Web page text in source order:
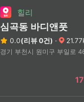
힐리
심곡동 바디앤풋
0.0(리뷰 0건) ·
경기 부천시 원미구 부일로